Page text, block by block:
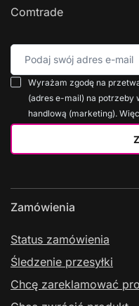
Comtrade
Podaj swój adres e-mail
Wyrażam zgodę na
(adres e-mail) na potrzeby
handlową (marketing).
Zamówienia
Status zamówienia
Śledzenie przesyłki
Chcę zareklamować